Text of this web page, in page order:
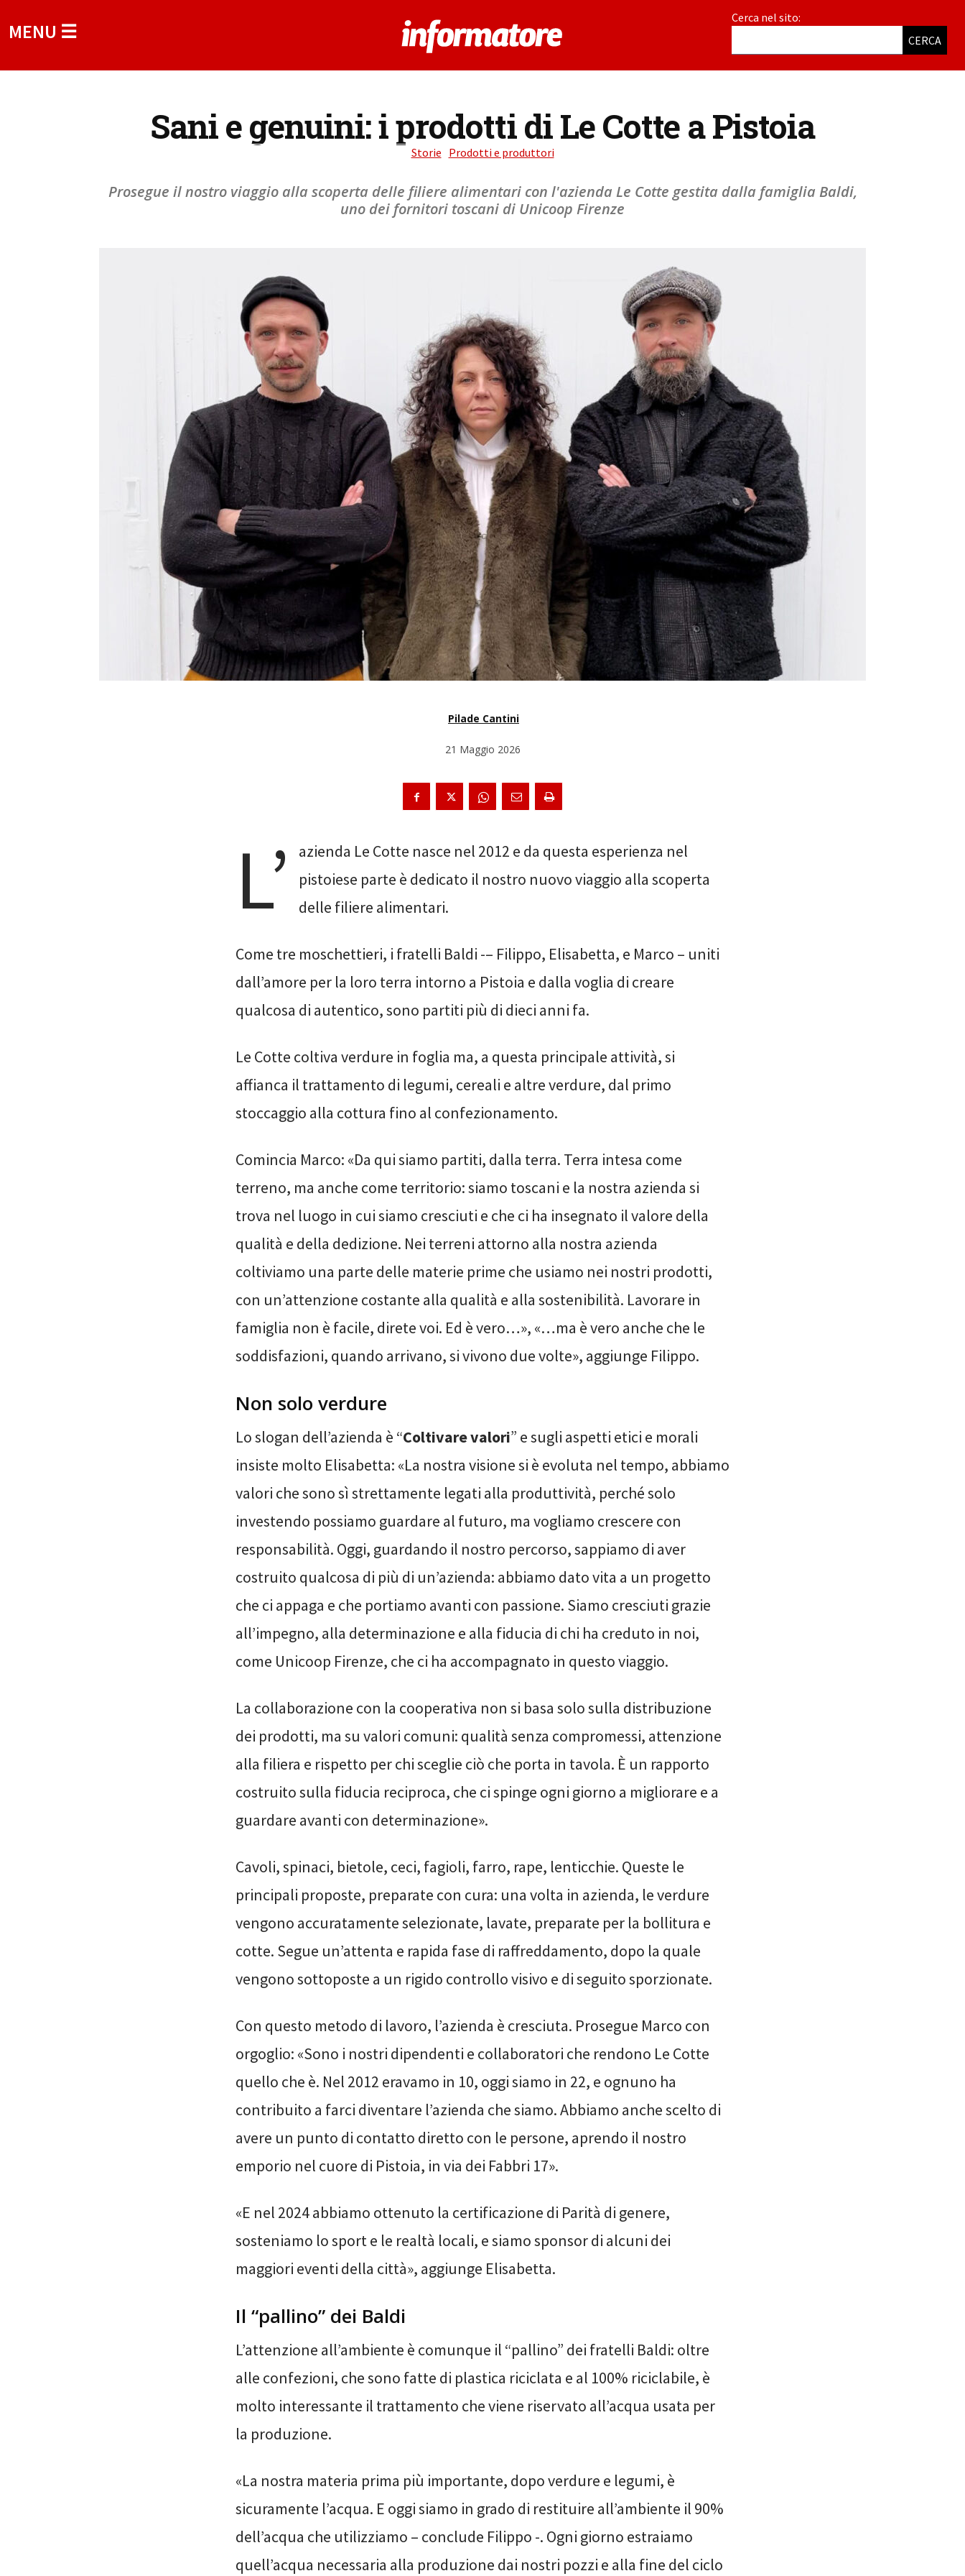
MENU ☰
Cerca nel sito:
CERCA
Sani e genuini: i prodotti di Le Cotte a Pistoia
Storie Prodotti e produttori
Prosegue il nostro viaggio alla scoperta delle filiere alimentari con l'azienda Le Cotte gestita dalla famiglia Baldi,
uno dei fornitori toscani di Unicoop Firenze
Pilade Cantini
21 Maggio 2026
L’
azienda Le Cotte nasce nel 2012 e da questa esperienza nel
pistoiese parte è dedicato il nostro nuovo viaggio alla scoperta
delle filiere alimentari.
Come tre moschettieri, i fratelli Baldi -– Filippo, Elisabetta, e Marco – uniti
dall’amore per la loro terra intorno a Pistoia e dalla voglia di creare
qualcosa di autentico, sono partiti più di dieci anni fa.
Le Cotte coltiva verdure in foglia ma, a questa principale attività, si
affianca il trattamento di legumi, cereali e altre verdure, dal primo
stoccaggio alla cottura fino al confezionamento.
Comincia Marco: «Da qui siamo partiti, dalla terra. Terra intesa come
terreno, ma anche come territorio: siamo toscani e la nostra azienda si
trova nel luogo in cui siamo cresciuti e che ci ha insegnato il valore della
qualità e della dedizione. Nei terreni attorno alla nostra azienda
coltiviamo una parte delle materie prime che usiamo nei nostri prodotti,
con un’attenzione costante alla qualità e alla sostenibilità. Lavorare in
famiglia non è facile, direte voi. Ed è vero…», «…ma è vero anche che le
soddisfazioni, quando arrivano, si vivono due volte», aggiunge Filippo.
Non solo verdure
Lo slogan dell’azienda è “Coltivare valori” e sugli aspetti etici e morali
insiste molto Elisabetta: «La nostra visione si è evoluta nel tempo, abbiamo
valori che sono sì strettamente legati alla produttività, perché solo
investendo possiamo guardare al futuro, ma vogliamo crescere con
responsabilità. Oggi, guardando il nostro percorso, sappiamo di aver
costruito qualcosa di più di un’azienda: abbiamo dato vita a un progetto
che ci appaga e che portiamo avanti con passione. Siamo cresciuti grazie
all’impegno, alla determinazione e alla fiducia di chi ha creduto in noi,
come Unicoop Firenze, che ci ha accompagnato in questo viaggio.
La collaborazione con la cooperativa non si basa solo sulla distribuzione
dei prodotti, ma su valori comuni: qualità senza compromessi, attenzione
alla filiera e rispetto per chi sceglie ciò che porta in tavola. È un rapporto
costruito sulla fiducia reciproca, che ci spinge ogni giorno a migliorare e a
guardare avanti con determinazione».
Cavoli, spinaci, bietole, ceci, fagioli, farro, rape, lenticchie. Queste le
principali proposte, preparate con cura: una volta in azienda, le verdure
vengono accuratamente selezionate, lavate, preparate per la bollitura e
cotte. Segue un’attenta e rapida fase di raffreddamento, dopo la quale
vengono sottoposte a un rigido controllo visivo e di seguito sporzionate.
Con questo metodo di lavoro, l’azienda è cresciuta. Prosegue Marco con
orgoglio: «Sono i nostri dipendenti e collaboratori che rendono Le Cotte
quello che è. Nel 2012 eravamo in 10, oggi siamo in 22, e ognuno ha
contribuito a farci diventare l’azienda che siamo. Abbiamo anche scelto di
avere un punto di contatto diretto con le persone, aprendo il nostro
emporio nel cuore di Pistoia, in via dei Fabbri 17».
«E nel 2024 abbiamo ottenuto la certificazione di Parità di genere,
sosteniamo lo sport e le realtà locali, e siamo sponsor di alcuni dei
maggiori eventi della città», aggiunge Elisabetta.
Il “pallino” dei Baldi
L’attenzione all’ambiente è comunque il “pallino” dei fratelli Baldi: oltre
alle confezioni, che sono fatte di plastica riciclata e al 100% riciclabile, è
molto interessante il trattamento che viene riservato all’acqua usata per
la produzione.
«La nostra materia prima più importante, dopo verdure e legumi, è
sicuramente l’acqua. E oggi siamo in grado di restituire all’ambiente il 90%
dell’acqua che utilizziamo – conclude Filippo -. Ogni giorno estraiamo
quell’acqua necessaria alla produzione dai nostri pozzi e alla fine del ciclo